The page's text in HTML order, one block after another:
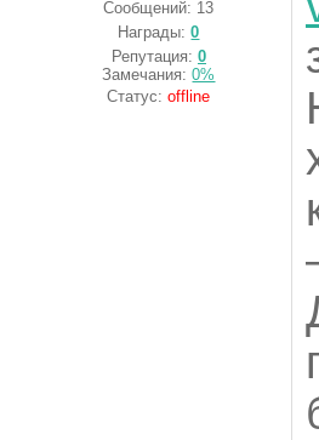
Сообщений: 13
Награды:0
Репутация: 0
Замечания:0%
Статус:offline